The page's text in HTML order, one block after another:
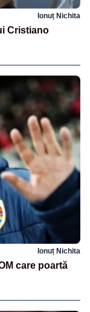
Ionuț Nichita
Cristiano
Ionuț Nichita
care poartă